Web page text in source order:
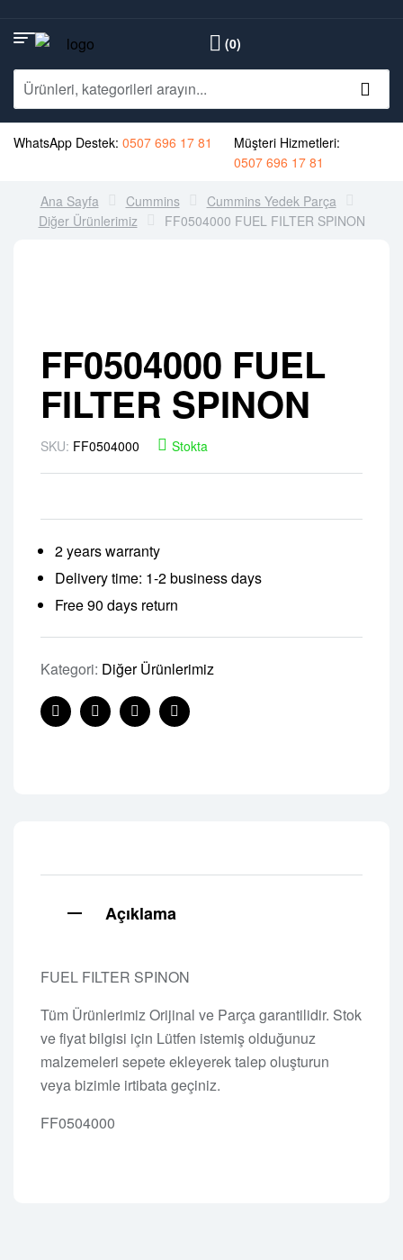
(0)
WhatsApp Destek: 0507 696 17 81
Müşteri Hizmetleri:
0507 696 17 81
Ana Sayfa Cummins
Cummins Yedek Parça
Diğer Ürünlerimiz
FF0504000 FUEL FILTER SPINON
FF0504000 FUEL
FILTER SPINON
SKU: FF0504000 Stokta
2 years warranty
Delivery time: 1-2 business days
Free 90 days return
Kategori: Diğer Ürünlerimiz
FacebookTwitterLinkedinPinterest
Açıklama
FUEL FILTER SPINON
Tüm Ürünlerimiz Orijinal ve Parça garantilidir. Stok
ve fiyat bilgisi için Lütfen istemiş olduğunuz
malzemeleri sepete ekleyerek talep oluşturun
veya bizimle irtibata geçiniz.
FF0504000